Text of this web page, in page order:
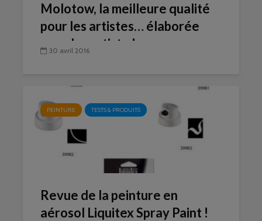
Molotow, la meilleure qualité
pour les artistes… élaborée
avec les artiste !
30 avril 2016
PEINTURE TESTS & PRODUITS
Revue de la peinture en
aérosol Liquitex Spray Paint !